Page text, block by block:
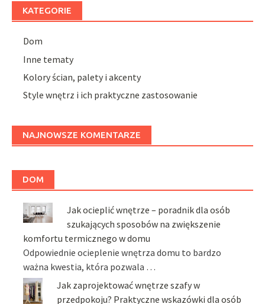
KATEGORIE
Dom
Inne tematy
Kolory ścian, palety i akcenty
Style wnętrz i ich praktyczne zastosowanie
NAJNOWSZE KOMENTARZE
DOM
Jak ocieplić wnętrze – poradnik dla osób
szukających sposobów na zwiększenie
komfortu termicznego w domu
Odpowiednie ocieplenie wnętrza domu to bardzo
ważna kwestia, która pozwala …
Jak zaprojektować wnętrze szafy w
przedpokoju? Praktyczne wskazówki dla osób